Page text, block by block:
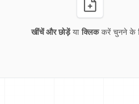
खींचें और छोड़ेंया क्लिककरें चुनने के